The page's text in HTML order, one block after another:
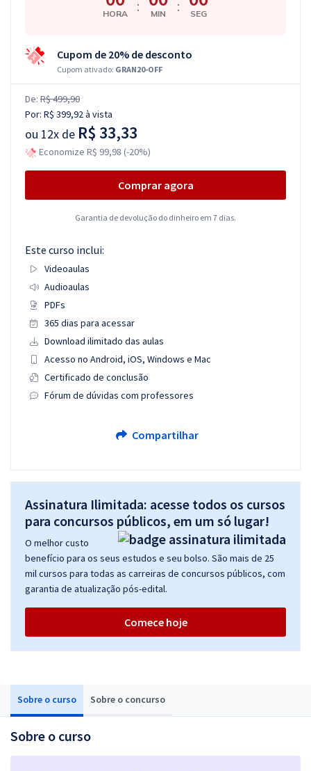
Sobre o curso Sobre o concurso
Sobre o curso
HORA : MIN : SEG
Cupom de 20% de desconto
Cupom ativado: GRAN20-OFF
De: R$ 499,90
Por: R$ 399,92à vista
ou 12x de R$ 33,33
Economize R$ 99,98 (-20%)
Comprar agora
Garantia de devolução do dinheiro em 7 dias.
Este curso inclui:
Videoaulas
Audioaulas
PDFs
365 dias para acessar
Download ilimitado das aulas
Acesso no Android, iOS, Windows e Mac
Certificado de conclusão
Fórum de dúvidas com professores
Compartilhar
Assinatura Ilimitada: acesse todos os cursos
para concursos públicos, em um só lugar!
O melhor custo
benefício para os seus estudos e seu bolso. São mais de 25
mil cursos para todas as carreiras de concursos públicos, com
garantia de atualização pós-edital.
Comece hoje